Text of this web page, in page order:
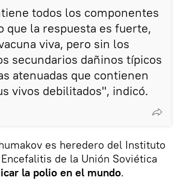
todos los componentes
que la respuesta es fuerte,
viva, pero sin los
secundarios dañinos típicos
atenuadas que contienen
vivos debilitados", indicó.
es heredero del Instituto
de la Unión Soviética
la polio en el mundo.